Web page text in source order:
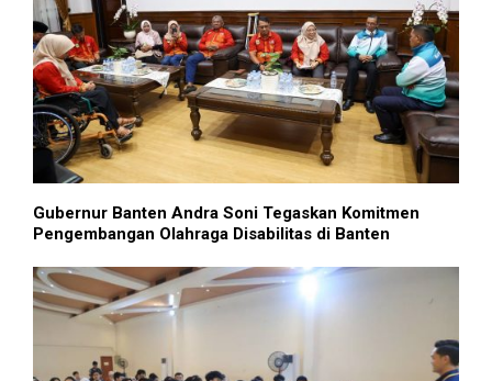
Gubernur Banten Andra Soni Tegaskan Komitmen
Pengembangan Olahraga Disabilitas di Banten